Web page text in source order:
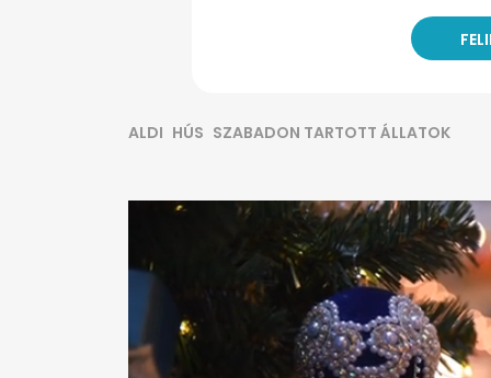
ALDI HÚS SZABADON TARTOTT ÁLLATOK